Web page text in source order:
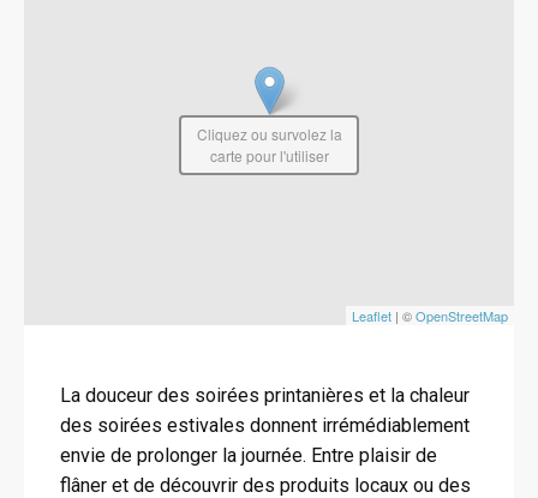
Leaflet | ©OpenStreetMap
Cliquez ou survolez la
carte pour l'utiliser
La douceur des soirées printanières et la chaleur
des soirées estivales donnent irrémédiablement
envie de prolonger la journée. Entre plaisir de
flâner et de découvrir des produits locaux ou des